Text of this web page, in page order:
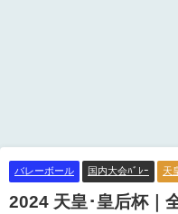
バレーボール 国内大会ﾊﾞﾚｰ 天
2024 天皇･皇后杯｜